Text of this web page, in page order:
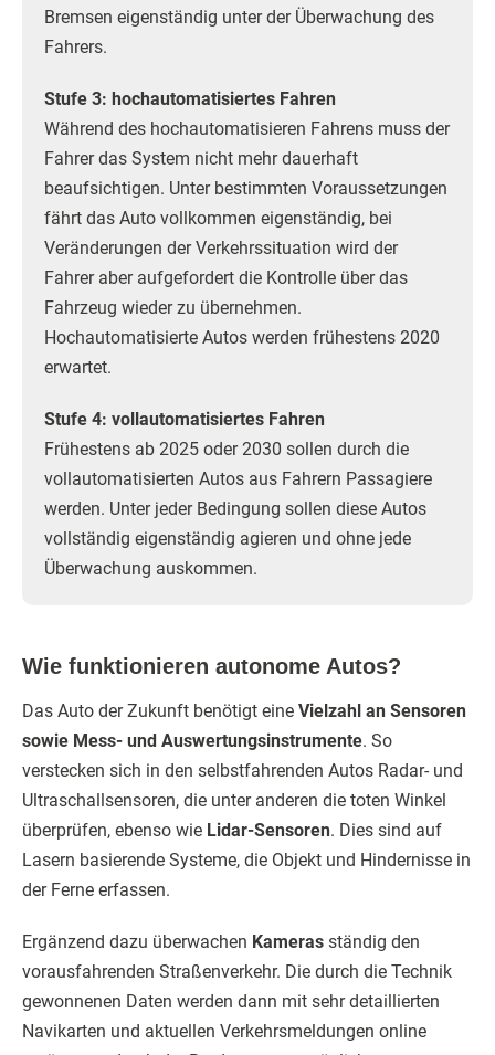
Bremsen eigenständig unter der Überwachung des
Fahrers.
Stufe 3: hochautomatisiertes Fahren
Während des hochautomatisieren Fahrens muss der
Fahrer das System nicht mehr dauerhaft
beaufsichtigen. Unter bestimmten Voraussetzungen
fährt das Auto vollkommen eigenständig, bei
Veränderungen der Verkehrssituation wird der
Fahrer aber aufgefordert die Kontrolle über das
Fahrzeug wieder zu übernehmen.
Hochautomatisierte Autos werden frühestens 2020
erwartet.
Stufe 4: vollautomatisiertes Fahren
Frühestens ab 2025 oder 2030 sollen durch die
vollautomatisierten Autos aus Fahrern Passagiere
werden. Unter jeder Bedingung sollen diese Autos
vollständig eigenständig agieren und ohne jede
Überwachung auskommen.
Wie funktionieren autonome Autos?
Das Auto der Zukunft benötigt eine Vielzahl an Sensoren
sowie Mess- und Auswertungsinstrumente. So
verstecken sich in den selbstfahrenden Autos Radar- und
Ultraschallsensoren, die unter anderen die toten Winkel
überprüfen, ebenso wie Lidar-Sensoren. Dies sind auf
Lasern basierende Systeme, die Objekt und Hindernisse in
der Ferne erfassen.
Ergänzend dazu überwachen Kameras ständig den
vorausfahrenden Straßenverkehr. Die durch die Technik
gewonnenen Daten werden dann mit sehr detaillierten
Navikarten und aktuellen Verkehrsmeldungen online